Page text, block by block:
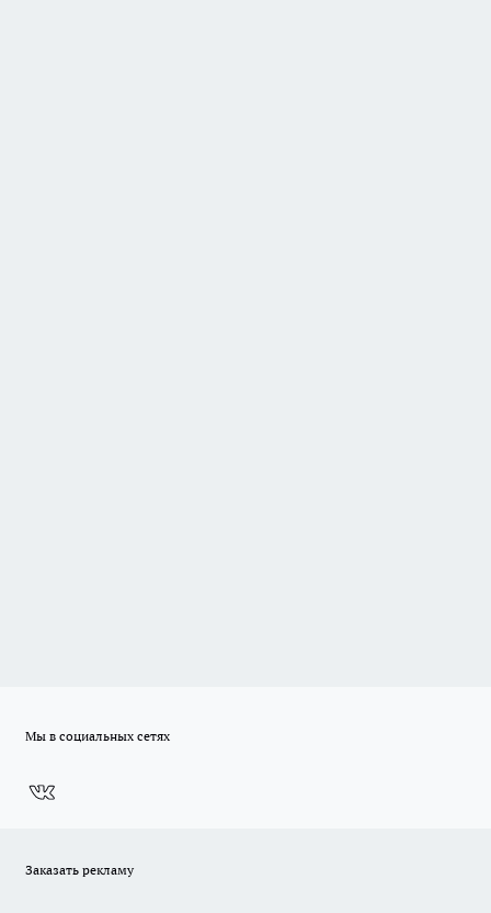
Мы в социальных сетях
Заказать рекламу